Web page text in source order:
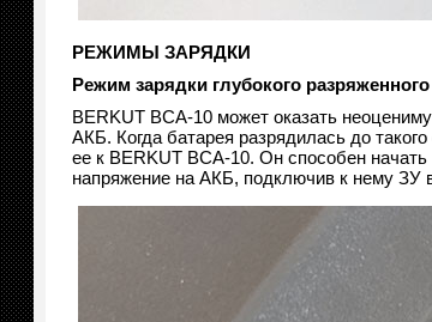
РЕЖИМЫ ЗАРЯДКИ
Режим зарядки глубокого
BERKUT BCA-10 может оказать
АКБ. Когда батарея разрядилась до
ее к BERKUT BCA-10. Он способен
напряжение на АКБ, подключив к нему ЗУ